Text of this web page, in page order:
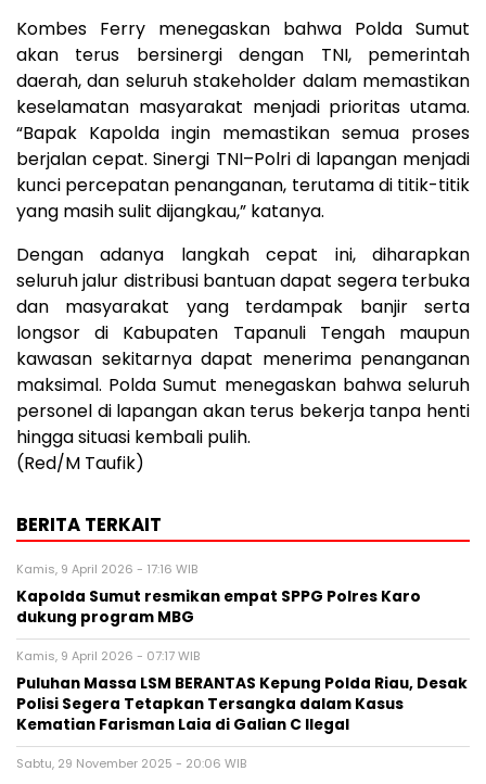
Kombes Ferry menegaskan bahwa Polda Sumut
akan terus bersinergi dengan TNI, pemerintah
daerah, dan seluruh stakeholder dalam memastikan
keselamatan masyarakat menjadi prioritas utama.
“Bapak Kapolda ingin memastikan semua proses
berjalan cepat. Sinergi TNI–Polri di lapangan menjadi
kunci percepatan penanganan, terutama di titik-titik
yang masih sulit dijangkau,” katanya.
Dengan adanya langkah cepat ini, diharapkan
seluruh jalur distribusi bantuan dapat segera terbuka
dan masyarakat yang terdampak banjir serta
longsor di Kabupaten Tapanuli Tengah maupun
kawasan sekitarnya dapat menerima penanganan
maksimal. Polda Sumut menegaskan bahwa seluruh
personel di lapangan akan terus bekerja tanpa henti
hingga situasi kembali pulih.
(Red/M Taufik)
BERITA TERKAIT
Kamis, 9 April 2026 - 17:16 WIB
Kapolda Sumut resmikan empat SPPG Polres Karo
dukung program MBG
Kamis, 9 April 2026 - 07:17 WIB
Puluhan Massa LSM BERANTAS Kepung Polda Riau, Desak
Polisi Segera Tetapkan Tersangka dalam Kasus
Kematian Farisman Laia di Galian C Ilegal
Sabtu, 29 November 2025 - 20:06 WIB